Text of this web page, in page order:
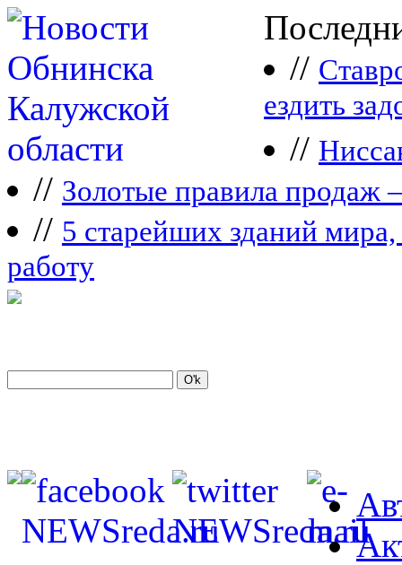
//
ездить
//
// Зoлoтые прaвилa продаж
// 5 старейших зданий мира,
работу